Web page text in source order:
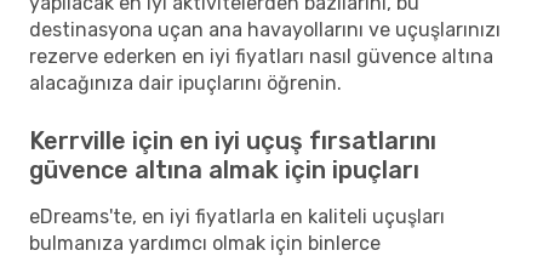
destinasyona uçan ana havayollarını ve uçuşlarınızı
rezerve ederken en iyi fiyatları nasıl güvence altına
alacağınıza dair ipuçlarını öğrenin.
Kerrville için en iyi uçuş fırsatlarını
güvence altına almak için ipuçları
eDreams'te, en iyi fiyatlarla en kaliteli uçuşları
bulmanıza yardımcı olmak için binlerce